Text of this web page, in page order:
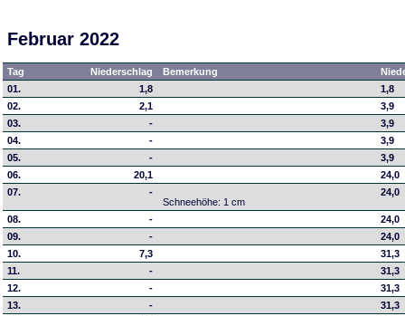
Februar 2022
Tag Niederschlag Bemerkung
01.
1,8
1,8
02.
2,1
3,9
03.
-
3,9
04.
-
3,9
05.
-
3,9
06.
20,1
24,0
07.
-
Schneehöhe: 1 cm
24,0
08. -
24,0
09.
-
24,0
10.
7,3
31,3
11.
-
31,3
12.
-
31,3
13.
-
31,3